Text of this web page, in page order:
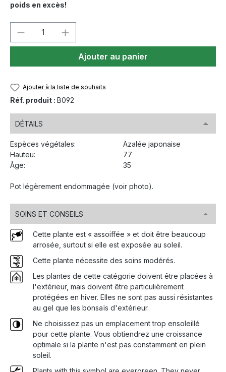
poids en excès!
Quantité de produit : Entrez la
Ajouter au panier
Ajouter à la liste de souhaits
Réf. produit : B092
DÉTAILS
Espèces végétales:
Azalée japonaise
Hauteu:
77
Âge:
35
Pot légèrement endommagée (voir photo).
SOINS ET CONSEILS
Cette plante est « assoiffée » et doit être beaucoup
arrosée, surtout si elle est exposée au soleil.
Cette plante nécessite des soins modérés.
Les plantes de cette catégorie doivent être placées à
l'extérieur, mais doivent être particulièrement
protégées en hiver. Elles ne sont pas aussi résistantes
au gel que les bonsaïs d'extérieur.
Ne choisissez pas un emplacement trop ensoleillé
pour cette plante. Vous obtiendrez une croissance
optimale si la plante n'est pas constamment en plein
soleil.